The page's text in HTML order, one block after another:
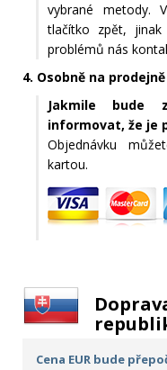
vybrané metody.
tlačítko zpět, jinak
problémů nás
4. Osobně na prodejně
Jakmile bude
informovat, že je
Objednávku
kartou.
Cena EUR bude